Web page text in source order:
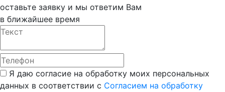
оставьте заявку и мы ответим Вам
в ближайшее время
Я даю согласие на обработку моих персональных
данных в соответствии с Согласием на обработку